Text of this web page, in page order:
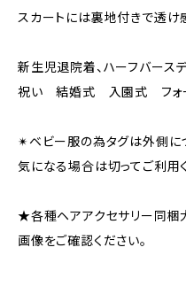
スカートには裏地付きで透け
新生児退院着、ハーフバー
祝い 結婚式 入園式 フォー
✴︎ベビー服の為タグは外側に
気になる場合は切ってご利用
★各種ヘアアクセサリー同梱
画像をご確認ください。